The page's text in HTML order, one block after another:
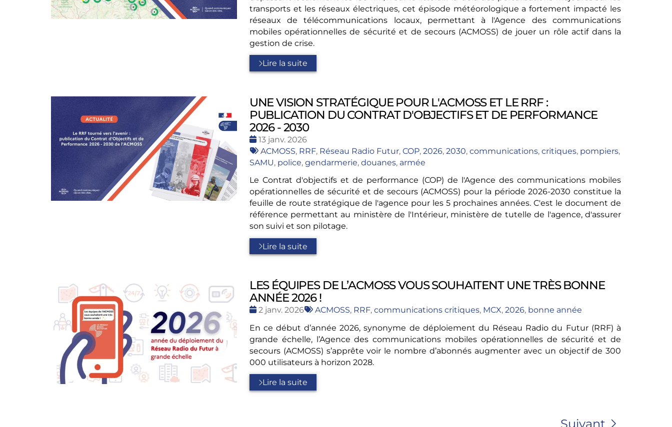
transports et les réseaux électriques, cet épisode météorologique a fortement impacté les
réseaux de télécommunications locaux, permettant à l'Agence des communications
mobiles opérationnelles de sécurité et de secours (ACMOSS) de jouer un rôle actif dans la
gestion de crise.
Lire la suite
UNE VISION STRATÉGIQUE POUR L'ACMOSS ET LE RRF :
PUBLICATION DU CONTRAT D'OBJECTIFS ET DE PERFORMANCE
2026 - 2030
Date
:
13 janv. 2026
Tags
:
ACMOSS, RRF, Réseau Radio Futur, COP, 2026, 2030, communications, critiques, pompiers,
SAMU, police, gendarmerie, douanes, armée
Le Contrat d'objectifs et de performance (COP) de l'Agence des communications mobiles
opérationnelles de sécurité et de secours (ACMOSS) pour la période 2026-2030 constitue la
feuille de route stratégique de l'agence pour les 5 prochaines années. C'est le document de
référence permettant au ministère de l'Intérieur, ministère de tutelle de l'agence, d'assurer
son suivi et son pilotage.
Lire la suite
LES ÉQUIPES DE L’ACMOSS VOUS SOUHAITENT UNE TRÈS BONNE
ANNÉE 2026 !
Date
2 janv. 2026
Tags
ACMOSS, RRF, communications critiques, MCX, 2026, bonne année
En ce début d’année 2026, synonyme de déploiement du Réseau Radio du Futur (RRF) à
grande échelle, l’Agence des communications mobiles opérationnelles de sécurité et de
secours (ACMOSS) s’apprête voir le nombre d’abonnés augmenter avec un objectif de 300
000 utilisateurs à horizon 2028.
Lire la suite
Suivant